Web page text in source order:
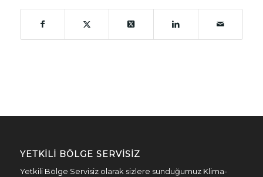
YETKILI BÖLGE SERVISIZ
Yetkili Bölge Servisiz olarak sizlere sunduğumuz Klima-